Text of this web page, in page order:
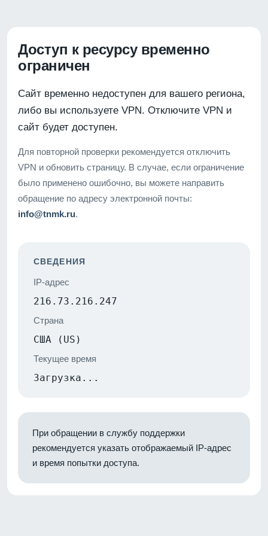
Доступ к ресурсу временно
ограничен
Сайт временно недоступен для вашего региона,
либо вы используете VPN. Отключите VPN и
сайт будет доступен.
Для повторной проверки рекомендуется отключить
VPN и обновить страницу. В случае, если ограничение
было применено ошибочно, вы можете направить
обращение по адресу электронной почты:
info@tnmk.ru.
СВЕДЕНИЯ
IP-адрес
216.73.216.247
Страна
США (US)
Текущее время
Загрузка...
При обращении в службу поддержки
рекомендуется указать отображаемый IP-адрес
и время попытки доступа.